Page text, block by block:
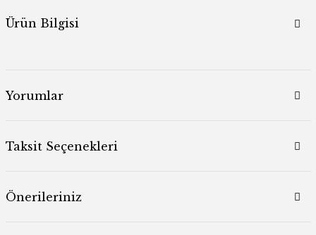
Ürün Bilgisi
Yorumlar
Taksit Seçenekleri
Önerileriniz